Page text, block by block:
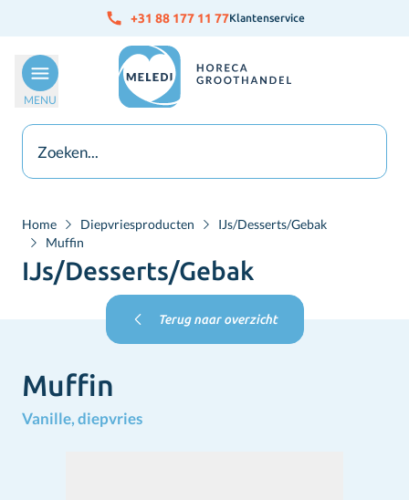
Ga naar de inhoud +31 88 177 11 77Klantenservice
MENU
Home Diepvriesproducten
IJs/Desserts/Gebak
Muffin
IJs/Desserts/Gebak
Terug naar overzicht
Muffin
Vanille, diepvries